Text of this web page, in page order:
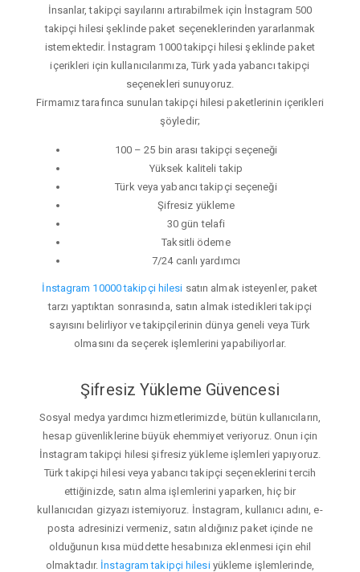
İnsanlar, takipçi sayılarını artırabilmek için İnstagram 500
takipçi hilesi şeklinde paket seçeneklerinden yararlanmak
istemektedir. İnstagram 1000 takipçi hilesi şeklinde paket
içerikleri için kullanıcılarımıza, Türk yada yabancı takipçi
seçenekleri sunuyoruz.
Firmamız tarafınca sunulan takipçi hilesi paketlerinin içerikleri
şöyledir;
100 – 25 bin arası takipçi seçeneği
Yüksek kaliteli takip
Türk veya yabancı takipçi seçeneği
Şifresiz yükleme
30 gün telafi
Taksitli ödeme
7/24 canlı yardımcı
İnstagram 10000 takipçi hilesi satın almak isteyenler, paket
tarzı yaptıktan sonrasında, satın almak istedikleri takipçi
sayısını belirliyor ve takipçilerinin dünya geneli veya Türk
olmasını da seçerek işlemlerini yapabiliyorlar.
Şifresiz Yükleme Güvencesi
Sosyal medya yardımcı hizmetlerimizde, bütün kullanıcıların,
hesap güvenliklerine büyük ehemmiyet veriyoruz. Onun için
İnstagram takipçi hilesi şifresiz yükleme işlemleri yapıyoruz.
Türk takipçi hilesi veya yabancı takipçi seçeneklerini tercih
ettiğinizde, satın alma işlemlerini yaparken, hiç bir
kullanıcıdan gizyazı istemiyoruz. İnstagram, kullanıcı adını, e-
posta adresinizi vermeniz, satın aldığınız paket içinde ne
olduğunun kısa müddette hesabınıza eklenmesi için ehil
olmaktadır. İnstagram takipçi hilesiyükleme işlemlerinde,